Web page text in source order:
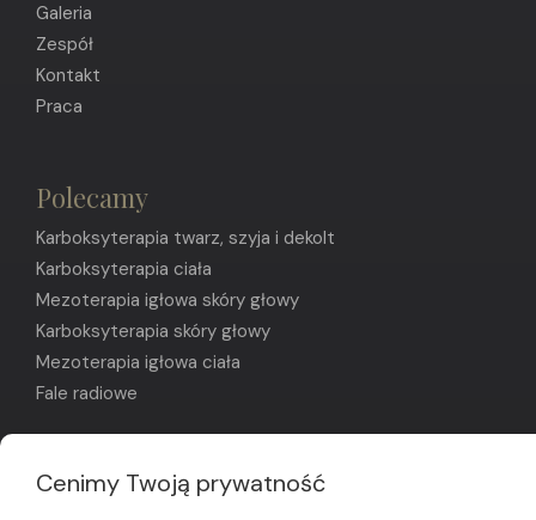
Galeria
Zespół
Kontakt
Praca
Polecamy
Karboksyterapia twarz, szyja i dekolt
Karboksyterapia ciała
Mezoterapia igłowa skóry głowy
Karboksyterapia skóry głowy
Mezoterapia igłowa ciała
Fale radiowe
Cenimy Twoją prywatność